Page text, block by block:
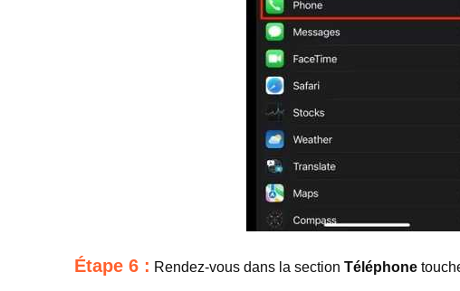
Étape 6 : Rendez-vous dans la section Téléphone